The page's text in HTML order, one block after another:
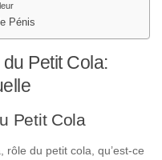
Pénis
Petit Cola:
Petit Cola
du petit cola, qu’est-ce